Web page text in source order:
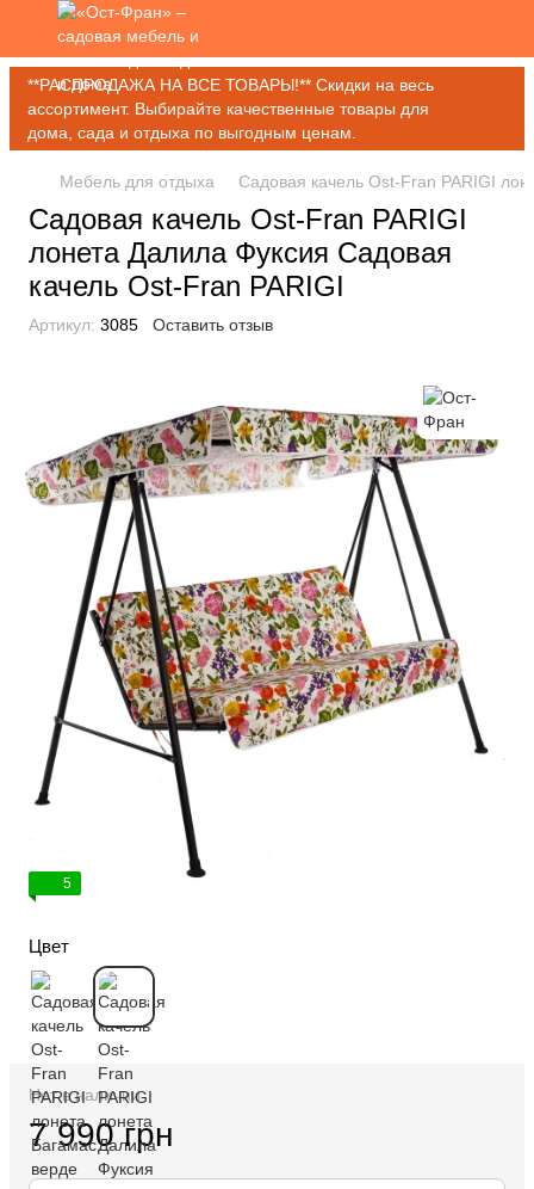
**РАСПРОДАЖА НА ВСЕ ТОВАРЫ!** Скидки на весь
ассортимент. Выбирайте качественные товары для
дома, сада и отдыха по выгодным ценам.
Мебель для отдыха Садовая качель Ost-Fran PARIGI
Садовая качель Ost-Fran PARIGI
лонета Далила Фуксия Садовая
качель Ost-Fran PARIGI
Артикул: 3085 Оставить отзыв
5
Цвет
Нет в наличии
7 990 грн